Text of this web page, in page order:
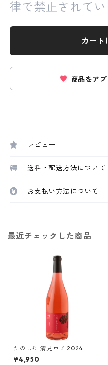
律で禁止されてい
カート
商品をア
レビュー
送料・配送方法について
お支払い方法について
最近チェックした商品
たのしむ 清見ロゼ 2024
¥4,950